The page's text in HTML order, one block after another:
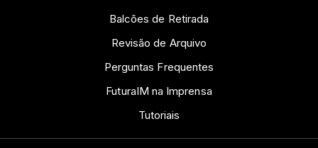
Balcões de Retirada
Revisão de Arquivo
Perguntas Frequentes
FuturaIM na Imprensa
Tutoriais